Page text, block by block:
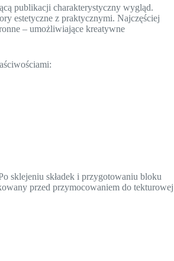
publikacji charakterystyczny wygląd.
estetyczne z praktycznymi. Najczęściej
– umożliwiające kreatywne
sklejeniu składek i przygotowaniu bloku
przed przymocowaniem do tekturowej